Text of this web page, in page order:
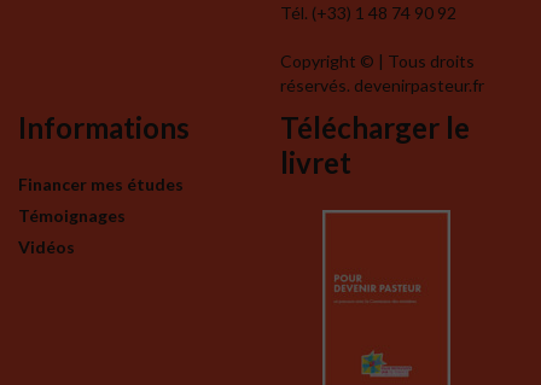
Tél. (+33) 1 48 74 90 92
Copyright © | Tous droits
réservés. devenirpasteur.fr
Informations
Financer mes études
Témoignages
Vidéos
Télécharger le
livret